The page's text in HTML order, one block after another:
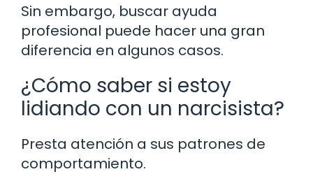
Sin embargo, buscar ayuda
profesional puede hacer una gran
diferencia en algunos casos.
¿Cómo saber si estoy
lidiando con un narcisista?
Presta atención a sus patrones de
comportamiento.